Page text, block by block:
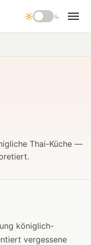
Thai-Küche —
königlich-
vergessene